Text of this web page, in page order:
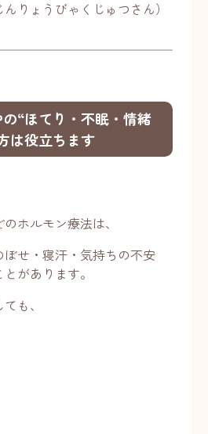
りょうびゃくじゅつさん）
“ほてり・不眠・情緒
は役立ちます
ホルモン療法は、
せ・寝汗・気持ちの不安
があります。
も、